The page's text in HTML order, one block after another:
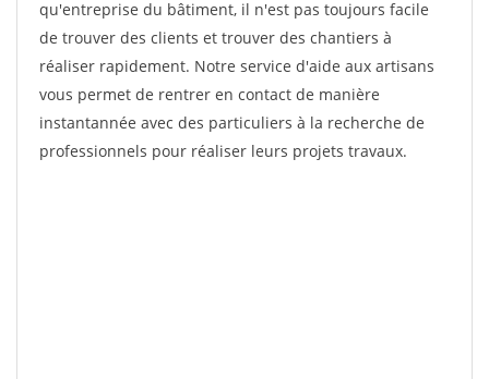
qu'entreprise du bâtiment, il n'est pas toujours facile
de trouver des clients et trouver des chantiers à
réaliser rapidement. Notre service d'aide aux artisans
vous permet de rentrer en contact de manière
instantannée avec des particuliers à la recherche de
professionnels pour réaliser leurs projets travaux.